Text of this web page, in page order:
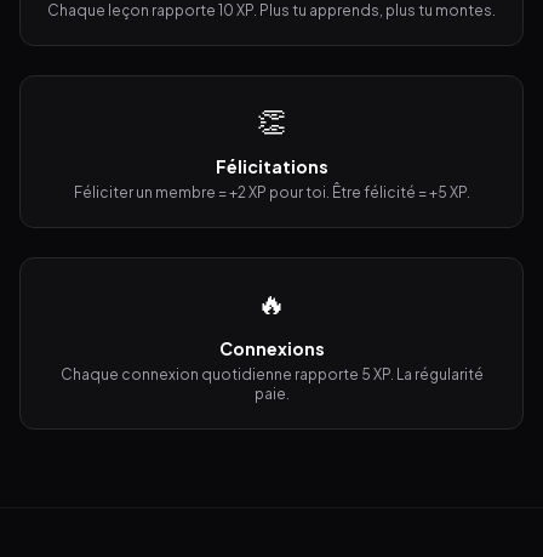
Chaque leçon rapporte 10 XP. Plus tu apprends, plus tu montes.
👏
Félicitations
Féliciter un membre = +2 XP pour toi. Être félicité = +5 XP.
🔥
Connexions
Chaque connexion quotidienne rapporte 5 XP. La régularité
paie.